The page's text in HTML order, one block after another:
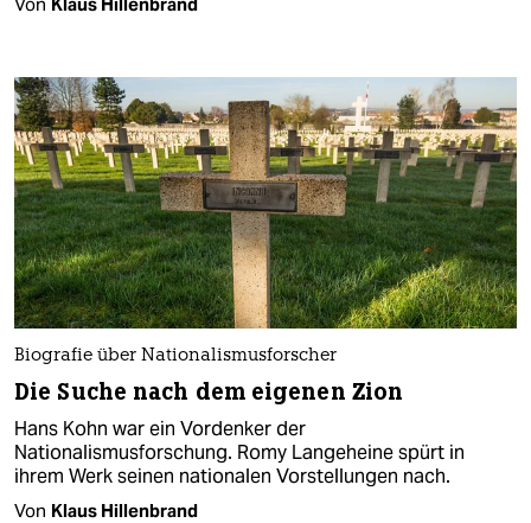
Biografie über Nationalismusforscher
Die Suche nach dem eigenen Zion
Hans Kohn war ein Vordenker der
Nationalismusforschung. Romy Langeheine spürt in
ihrem Werk seinen nationalen Vorstellungen nach.
Von Klaus Hillenbrand